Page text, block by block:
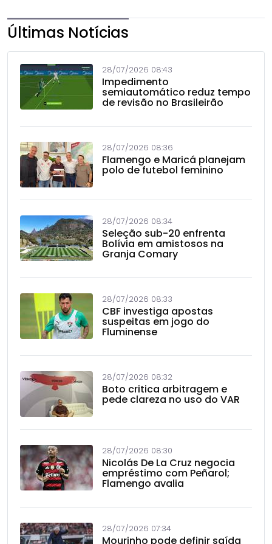
Últimas Notícias
28/07/2026 08:43
Impedimento
semiautomático reduz tempo
de revisão no Brasileirão
28/07/2026 08:36
Flamengo e Maricá planejam
polo de futebol feminino
28/07/2026 08:34
Seleção sub-20 enfrenta
Bolívia em amistosos na
Granja Comary
28/07/2026 08:33
CBF investiga apostas
suspeitas em jogo do
Fluminense
28/07/2026 08:32
Boto critica arbitragem e
pede clareza no uso do VAR
28/07/2026 08:30
Nicolás De La Cruz negocia
empréstimo com Peñarol;
Flamengo avalia
28/07/2026 07:34
Mourinho pode definir saída